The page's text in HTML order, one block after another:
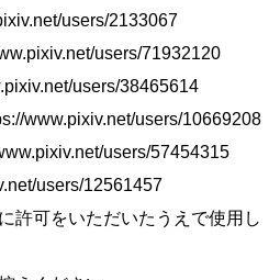
users/2133067
users/71932120
users/38465614
www.pixiv.net/users/10669208
users/57454315
users/12561457
許可をいただいたうえで使用し